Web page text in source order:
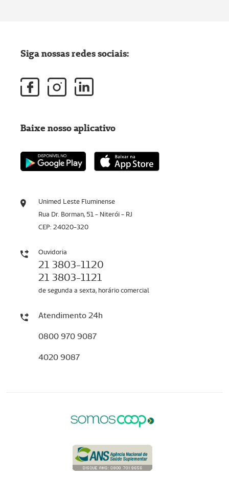
Unimed Leste Fluminense
Rua Dr. Borman, 51 - Niterói - RJ
CEP: 24020-320
Ouvidoria
21 3803-1120
21 3803-1121
de segunda a sexta, horário comercial
Atendimento 24h
0800 970 9087
4020 9087
Siga nossas redes sociais:
Baixe nosso aplicativo